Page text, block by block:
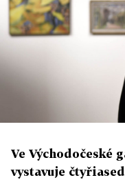
Ve Východočeské
vystavuje